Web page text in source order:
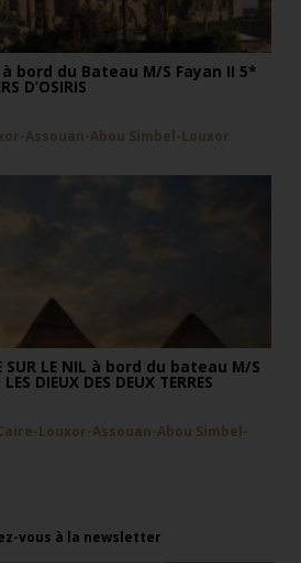
M/S Fayan II 5*
D’OSIRIS
Assouan-Abou Simbel-Louxor
SUR LE NIL à bord du bateau M/S
DIEUX DES DEUX TERRES
Louxor-Assouan-Abou Simbel-
vous à la newsletter